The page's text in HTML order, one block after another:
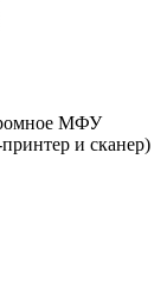
МФУ
и сканер)